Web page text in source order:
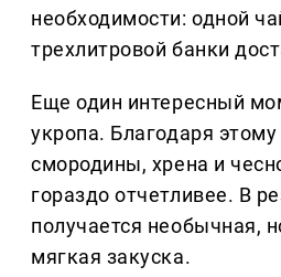
необходимости: одной
трехлитровой банки
Еще один интересный
укропа. Благодаря
смородины, хрена и
гораздо отчетливее. В
получается необычная,
мягкая закуска.